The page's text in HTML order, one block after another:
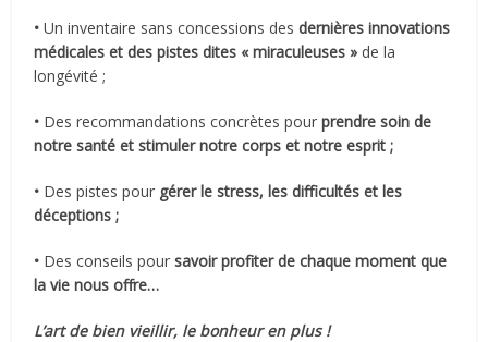
• Un inventaire sans concessions desdernières innovations
médicales et des pistes dites « miraculeuses » de la
longévité ;
• Des recommandations concrètes pourprendre soin de
notre santé et stimuler notre corps et notre esprit ;
• Des pistes pour gérer le stress, les difficultés et les
déceptions ;
• Des conseils pour savoir profiter de chaque moment que
la vie nous offre…
L’art de bien vieillir, le bonheur en plus !